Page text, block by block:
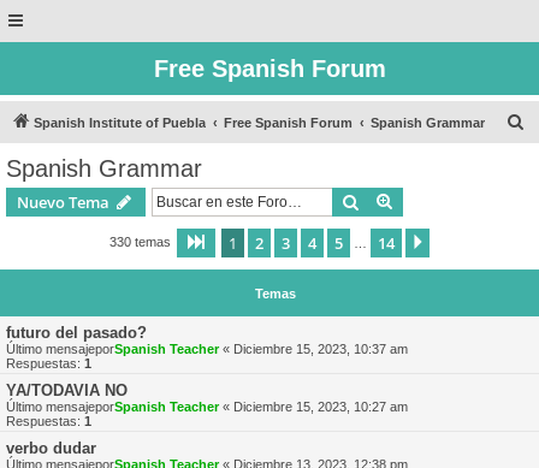
Free Spanish Forum
Spanish Institute of Puebla Free Spanish Forum Spanish Grammar
Spanish Grammar
Nuevo Tema Buscar
330 temas Página de 14
1 2 3 4 5 14
Temas
futuro del pasado?
Último mensajeporSpanish Teacher« Diciembre 15, 2023, 10:37 am
Respuestas: 1
YA/TODAVIA NO
Último mensajeporSpanish Teacher« Diciembre 15, 2023, 10:27 am
Respuestas: 1
verbo dudar
Último mensajeporSpanish Teacher« Diciembre 13, 2023, 12:38 pm